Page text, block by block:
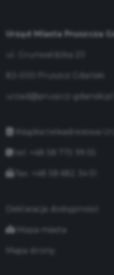
Urząd Miasta Pruszcza
urzad@pruszcz-gdanski.pl
Książka teleadresowa
Deklaracja dostępności
Mapa miasta
Mapa strony